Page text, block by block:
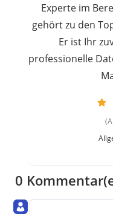
Experte im
gehört zu den
Er ist Ihr
professionelle
0